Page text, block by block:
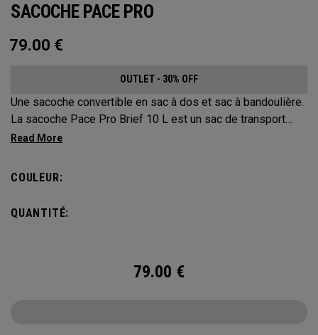
SACOCHE PACE PRO
79.00 €
OUTLET - 30% OFF
Une sacoche convertible en sac à dos et sac à bandoulière.
La sacoche Pace Pro Brief 10 L est un sac de transport
facilement convertible en trois options de portage
organisation optimale pour tous vos appareils
renforcée pour votre ordinateur portable et votre tablette,
elle répond aux besoins du professionnel moderne, au
COULEUR:
QUANTITÉ:
79.00 €